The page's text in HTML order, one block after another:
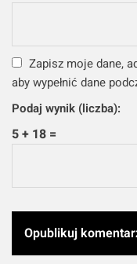
Zapisz moje dane,
aby wypełnić dane
Podaj wynik (liczba):
5 + 18 =